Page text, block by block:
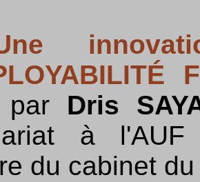
par Dris
à
du cabinet